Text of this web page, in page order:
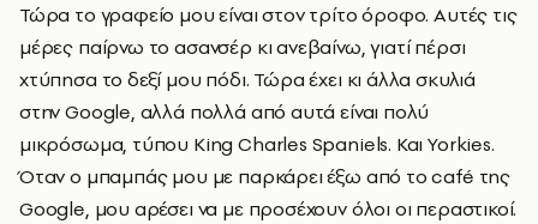
Τώρα το γραφείο μου είναι στον τρίτο όροφο. Αυτές τις
μέρες παίρνω το ασανσέρ κι ανεβαίνω, γιατί πέρσι
χτύπησα το δεξί μου πόδι. Τώρα έχει κι άλλα σκυλιά
στην Google, αλλά πολλά από αυτά είναι πολύ
μικρόσωμα, τύπου King Charles Spaniels. Και Yorkies.
Όταν ο μπαμπάς μου με παρκάρει έξω από το café της
Google, μου αρέσει να με προσέχουν όλοι οι περαστικοί.